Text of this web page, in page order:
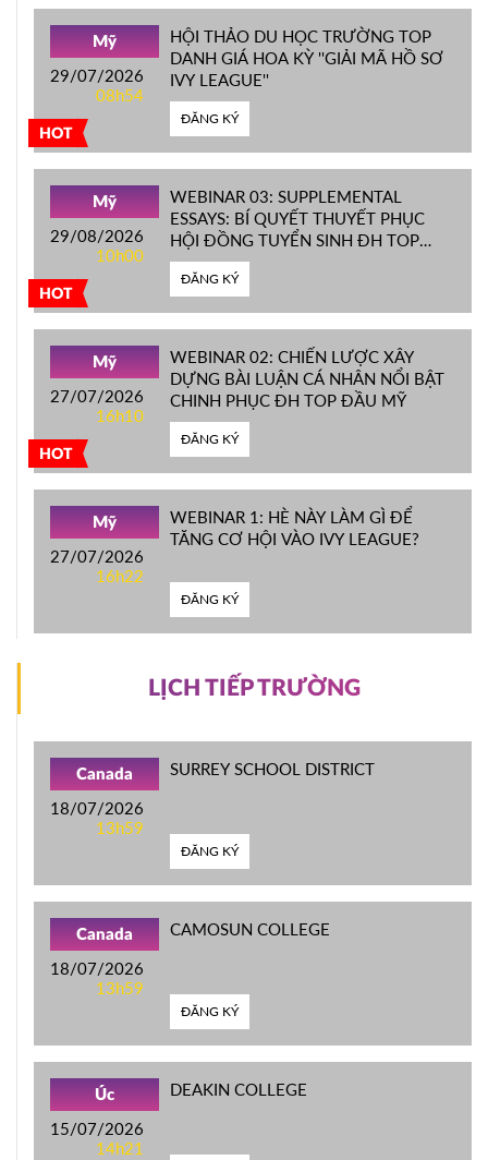
HOT
Mỹ
29/07/2026
08h54
HỘI THẢO DU HỌC TRƯỜNG TOP
DANH GIÁ HOA KỲ ''GIẢI MÃ HỒ SƠ
IVY LEAGUE''
ĐĂNG KÝ
HOT
Mỹ
29/08/2026
10h00
WEBINAR 03: SUPPLEMENTAL
ESSAYS: BÍ QUYẾT THUYẾT PHỤC
HỘI ĐỒNG TUYỂN SINH ĐH TOP
ĐẦU MỸ
ĐĂNG KÝ
HOT
Mỹ
27/07/2026
16h10
WEBINAR 02: CHIẾN LƯỢC XÂY
DỰNG BÀI LUẬN CÁ NHÂN NỔI BẬT
CHINH PHỤC ĐH TOP ĐẦU MỸ
ĐĂNG KÝ
Mỹ
27/07/2026
16h22
WEBINAR 1: HÈ NÀY LÀM GÌ ĐỂ
TĂNG CƠ HỘI VÀO IVY LEAGUE?
ĐĂNG KÝ
LỊCH TIẾP TRƯỜNG
Canada
18/07/2026
13h59
SURREY SCHOOL DISTRICT
ĐĂNG KÝ
Canada
18/07/2026
13h59
CAMOSUN COLLEGE
ĐĂNG KÝ
Úc
15/07/2026
14h21
DEAKIN COLLEGE